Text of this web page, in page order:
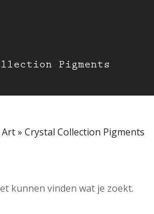
Pigments
Art» Crystal Collection Pigments
kunnen vinden wat je zoekt.